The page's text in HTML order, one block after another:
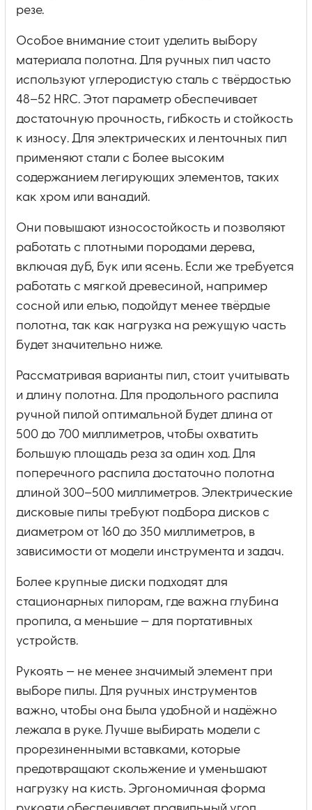
резе.
Особое внимание стоит уделить выбору
материала полотна. Для ручных пил часто
используют углеродистую сталь с твёрдостью
48–52 HRC. Этот параметр обеспечивает
достаточную прочность, гибкость и стойкость
к износу. Для электрических и ленточных пил
применяют стали с более высоким
содержанием легирующих элементов, таких
как хром или ванадий.
Они повышают износостойкость и позволяют
работать с плотными породами дерева,
включая дуб, бук или ясень. Если же требуется
работать с мягкой древесиной, например
сосной или елью, подойдут менее твёрдые
полотна, так как нагрузка на режущую часть
будет значительно ниже.
Рассматривая варианты пил, стоит учитывать
и длину полотна. Для продольного распила
ручной пилой оптимальной будет длина от
500 до 700 миллиметров, чтобы охватить
большую площадь реза за один ход. Для
поперечного распила достаточно полотна
длиной 300–500 миллиметров. Электрические
дисковые пилы требуют подбора дисков с
диаметром от 160 до 350 миллиметров, в
зависимости от модели инструмента и задач.
Более крупные диски подходят для
стационарных пилорам, где важна глубина
пропила, а меньшие — для портативных
устройств.
Рукоять — не менее значимый элемент при
выборе пилы. Для ручных инструментов
важно, чтобы она была удобной и надёжно
лежала в руке. Лучше выбирать модели с
прорезиненными вставками, которые
предотвращают скольжение и уменьшают
нагрузку на кисть. Эргономичная форма